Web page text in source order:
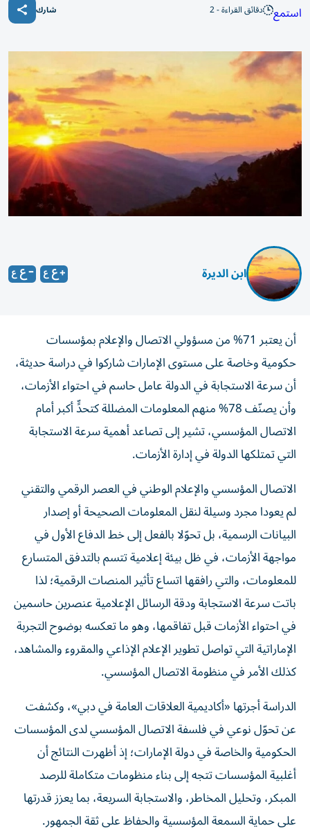
استمع دقائق القراءة - 2 شارك
ابن الديرة
أن يعتبر 71% من مسؤولي الاتصال والإعلام بمؤسسات
حكومية وخاصة على مستوى الإمارات شاركوا في دراسة حديثة،
أن سرعة الاستجابة في الدولة عامل حاسم في احتواء الأزمات،
وأن يصنّف 78% منهم المعلومات المضللة كتحدٍّ أكبر أمام
الاتصال المؤسسي، تشير إلى تصاعد أهمية سرعة الاستجابة
التي تمتلكها الدولة في إدارة الأزمات.
الاتصال المؤسسي والإعلام الوطني في العصر الرقمي والتقني
لم يعودا مجرد وسيلة لنقل المعلومات الصحيحة أو إصدار
البيانات الرسمية، بل تحوّلا بالفعل إلى خط الدفاع الأول في
مواجهة الأزمات، في ظل بيئة إعلامية تتسم بالتدفق المتسارع
للمعلومات، والتي رافقها اتساع تأثير المنصات الرقمية؛ لذا
باتت سرعة الاستجابة ودقة الرسائل الإعلامية عنصرين حاسمين
في احتواء الأزمات قبل تفاقمها، وهو ما تعكسه بوضوح التجربة
الإماراتية التي تواصل تطوير الإعلام الإذاعي والمقروء والمشاهد،
كذلك الأمر في منظومة الاتصال المؤسسي.
الدراسة أجرتها «أكاديمية العلاقات العامة في دبي»، وكشفت
عن تحوّل نوعي في فلسفة الاتصال المؤسسي لدى المؤسسات
الحكومية والخاصة في دولة الإمارات؛ إذ أظهرت النتائج أن
أغلبية المؤسسات تتجه إلى بناء منظومات متكاملة للرصد
المبكر، وتحليل المخاطر، والاستجابة السريعة، بما يعزز قدرتها
على حماية السمعة المؤسسية والحفاظ على ثقة الجمهور.